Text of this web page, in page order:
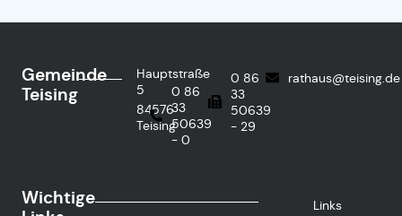
Gemeinde
Teising
Hauptstraße
5
84576
Teising
0 86
33
50639
- 0
0 86
33
50639
- 29
rathaus@teising.de
Wichtige
Links